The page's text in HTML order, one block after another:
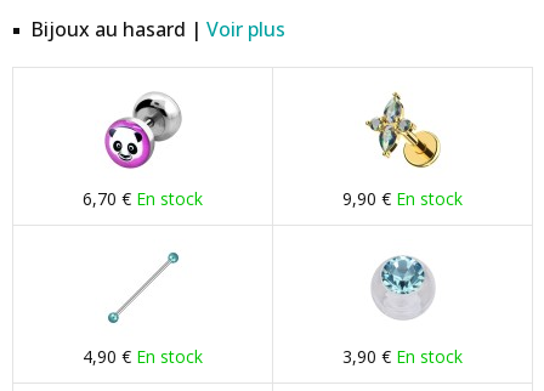
Bijoux au hasard | Voir plus
6,70 € En stock 9,90 € En stock
4,90 € En stock 3,90 € En stock